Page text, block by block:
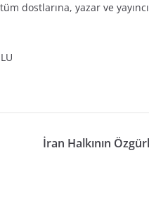
dostlarına, yazar ve
İran Halkının